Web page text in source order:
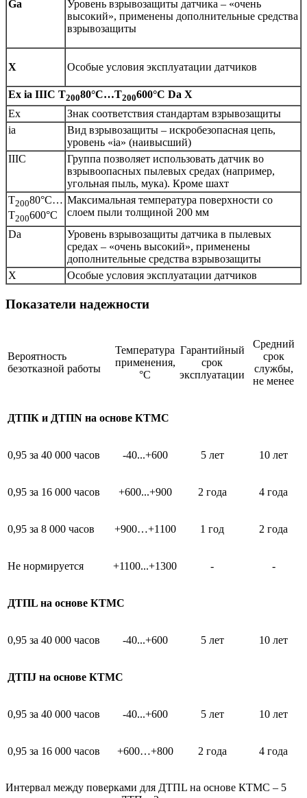
Ga
Уровень взрывозащиты датчика – «очень
высокий», применены дополнительные средства
взрывозащиты
Х Особые условия эксплуатации датчиков
Ex ia IIIC T20080°C…T200600°C Da X
Ех
Знак соответствия стандартам взрывозащиты
ia
Вид взрывозащиты – искробезопасная цепь,
уровень «ia» (наивысший)
IIIC
Группа позволяет использовать датчик во
взрывоопасных пылевых средах (например,
угольная пыль, мука). Кроме шахт
T20080°C…
T200600°C
Максимальная температура поверхности со
слоем пыли толщиной 200 мм
Da
Уровень взрывозащиты датчика в пылевых
средах – «очень высокий», применены
дополнительные средства взрывозащиты
Х
Особые условия эксплуатации датчиков
Показатели надежности
Вероятность
безотказной работы
Температура
применения,
°С
Гарантийный
срок
эксплуатации
Средний
срок
службы,
не менее
ДТПК и ДТПN на основе КТМС
0,95 за 40 000 часов -40...+600 5 лет 10 лет
0,95 за 16 000 часов +600...+900 2 года 4 года
0,95 за 8 000 часов +900…+1100 1 год 2 года
Не нормируется +1100...+1300 - -
ДТПL на основе КТМС
0,95 за 40 000 часов -40...+600 5 лет 10 лет
ДТПJ на основе КТМС
0,95 за 40 000 часов -40...+600 5 лет 10 лет
0,95 за 16 000 часов +600…+800 2 года 4 года
Интервал между поверками для ДТПL на основе КТМС – 5